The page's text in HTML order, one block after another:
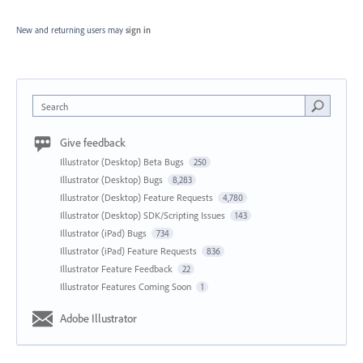
New and returning users may sign in
Search
Give feedback
Illustrator (Desktop) Beta Bugs 250
Illustrator (Desktop) Bugs 8,283
Illustrator (Desktop) Feature Requests 4,780
Illustrator (Desktop) SDK/Scripting Issues 143
Illustrator (iPad) Bugs 734
Illustrator (iPad) Feature Requests 836
Illustrator Feature Feedback 22
Illustrator Features Coming Soon 1
Adobe Illustrator